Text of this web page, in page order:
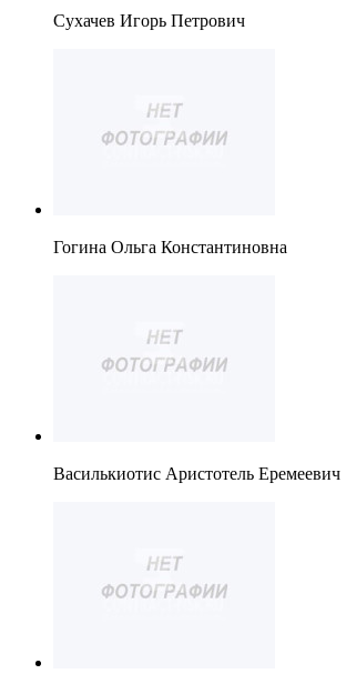
Сухачев Игорь Петрович
Гогина Ольга Константиновна
Василькиотис Аристотель Еремеевич